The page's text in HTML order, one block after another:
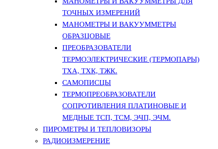
ТОЧНЫХ ИЗМЕРЕНИЙ
МАНОМЕТРЫ И ВАКУУММЕТРЫ
ОБРАЗЦОВЫЕ
ПРЕОБРАЗОВАТЕЛИ
ТЕРМОЭЛЕКТРИЧЕСКИЕ (ТЕРМОПАРЫ)
ТХА, ТХК, ТЖК.
САМОПИСЦЫ
ТЕРМОПРЕОБРАЗОВАТЕЛИ
СОПРОТИВЛЕНИЯ ПЛАТИНОВЫЕ И
МЕДНЫЕ ТСП, ТСМ, ЭЧП, ЭЧМ.
ПИРОМЕТРЫ И ТЕПЛОВИЗОРЫ
РАДИОИЗМЕРЕНИЕ